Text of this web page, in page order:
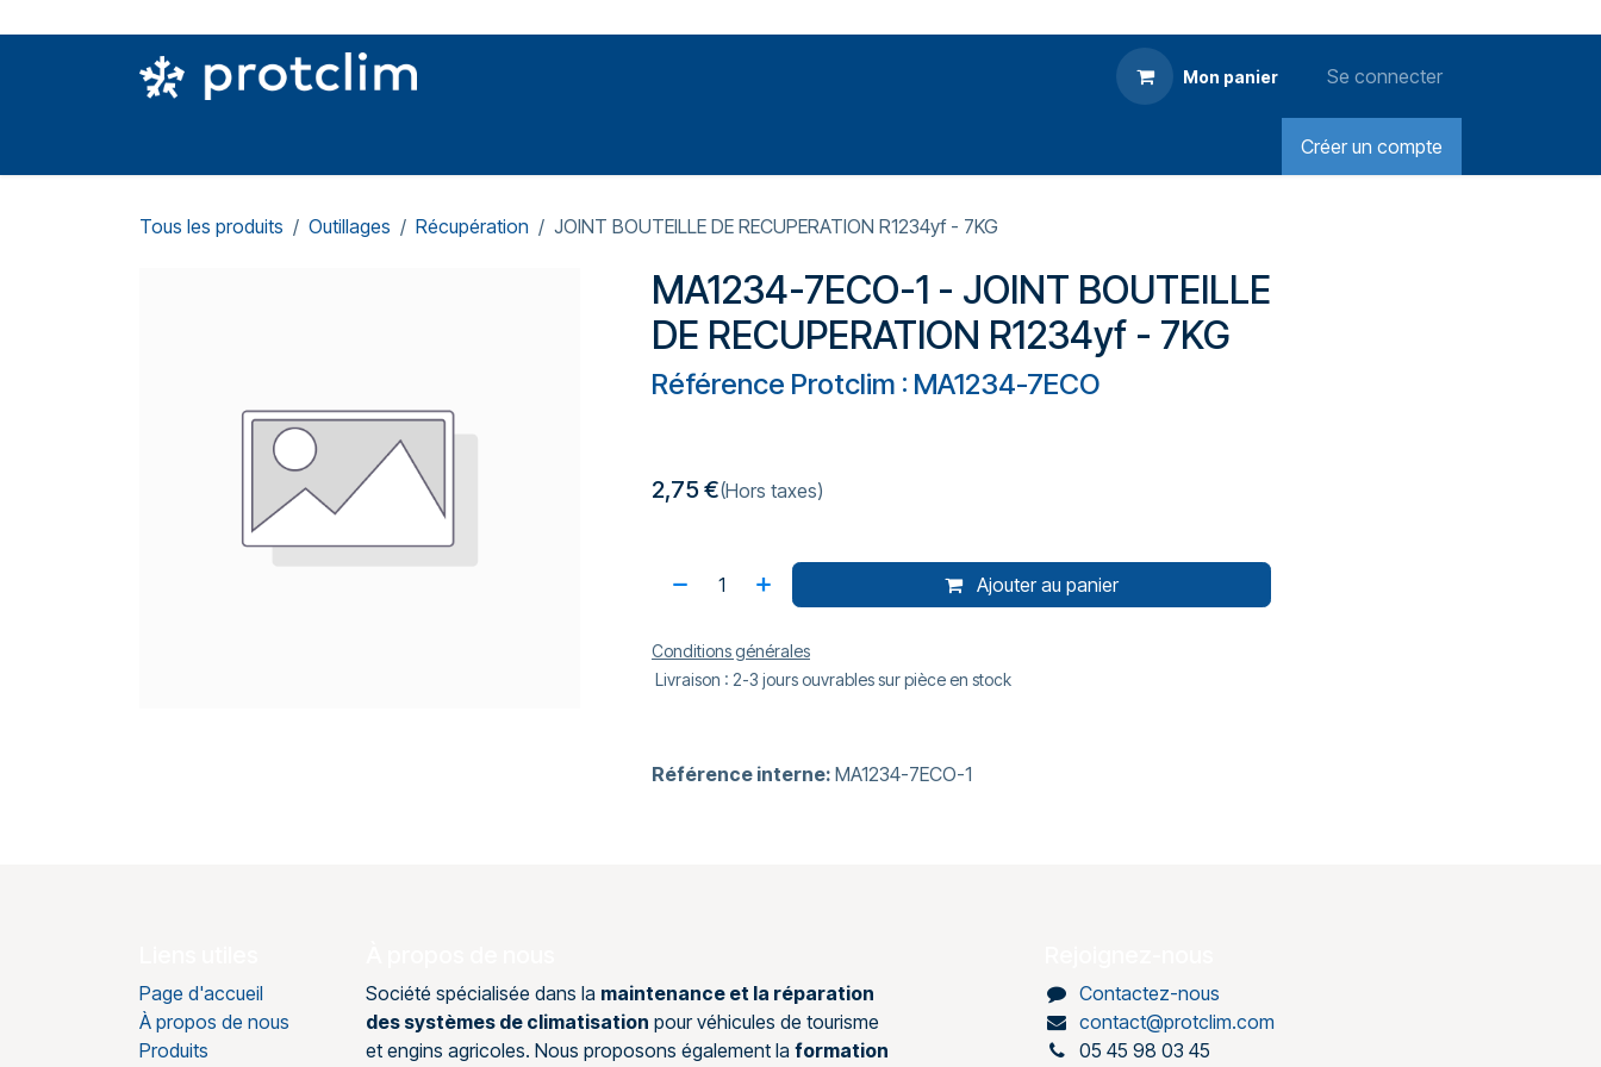
Mon panier Se connecter
Créer un compte
Tous les produits Outillages Récupération JOINT BOUTEILLE DE RECUPERATION R1234yf - 7KG
MA1234-7ECO-1 - JOINT BOUTEILLE
DE RECUPERATION R1234yf - 7KG
Référence Protclim : MA1234-7ECO
2,75€(Hors taxes)
Ajouter au panier
Conditions générales
Livraison : 2-3 jours ouvrables sur pièce en stock
Référence interne: MA1234-7ECO-1
Page d'accueil
À propos de nous
Produits
Société spécialisée dans la maintenance et la réparation
des systèmes de climatisation pour véhicules de tourisme
et engins agricoles. Nous proposons également la formation
Contactez-nous
contact@protclim.com
05 45 98 03 45